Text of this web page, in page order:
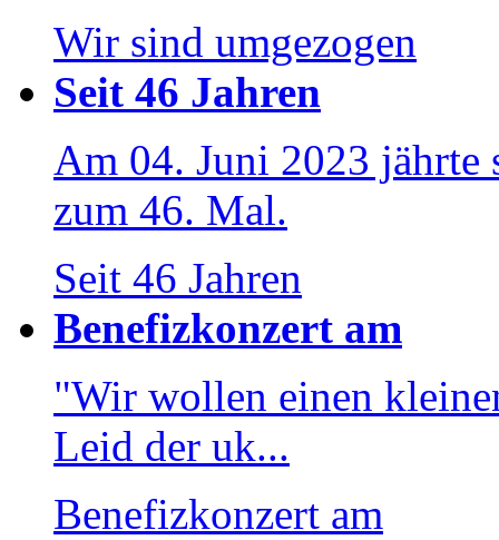
Wir sind umgezogen
Seit 46 Jahren
Am 04. Juni 2023 jährte
zum 46. Mal.
Seit 46 Jahren
Benefizkonzert am
"Wir wollen einen
Leid der uk...
Benefizkonzert am